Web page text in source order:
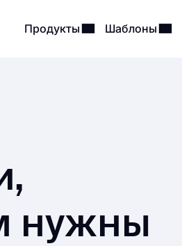
Продукты Шаблоны
нужны